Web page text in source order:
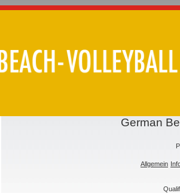
German
Allgemein